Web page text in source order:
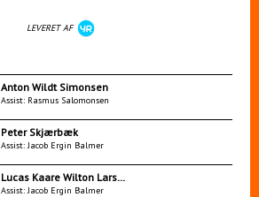
LEVERET AF
Anton Wildt Simonsen
Assist: Rasmus Salomonsen
Peter Skjærbæk
Assist: Jacob Ergin Balmer
Lucas Kaare Wilton Larsen
Assist: Jacob Ergin Balmer